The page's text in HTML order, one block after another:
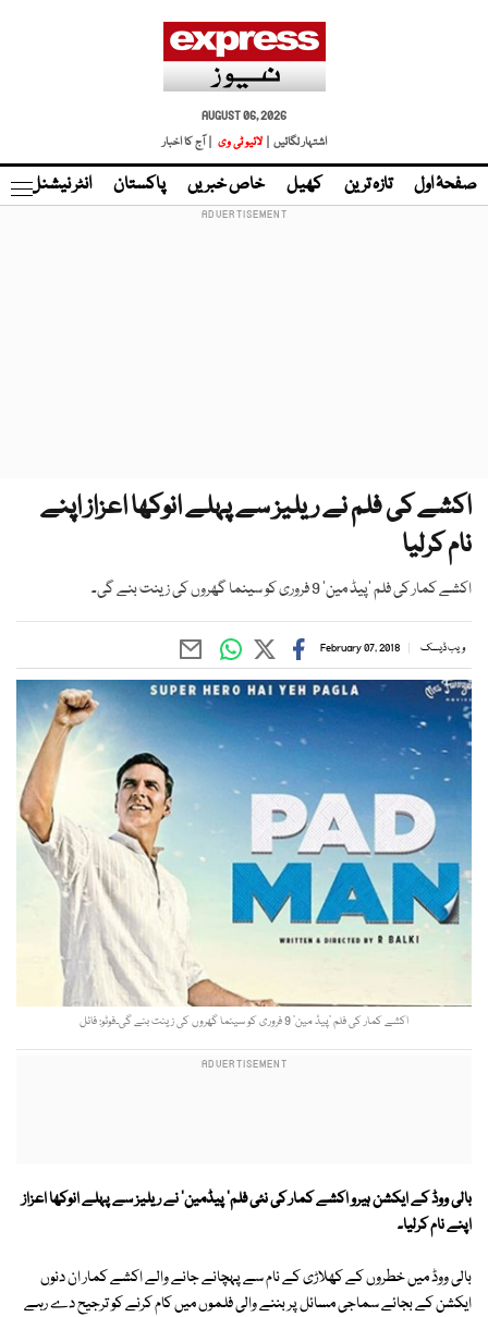
AUGUST 06, 2026
اشتہار لگائیں |
لائیو ٹی وی | آج کا اخبار
صفحۂ اول تازہ ترین کھیل خاص خبریں پاکستان انٹر نیشنل
اکشے کی فلم نے ریلیز سے پہلے انوکھا اعزاز اپنے
نام کرلیا
اکشے کمار کی فلم ’پیڈ مین‘ 9 فروری کو سینما گھروں کی زینت بنے گی۔
ویب ڈیسک February 07, 2018
اکشے کمار کی فلم ’پیڈ مین‘ 9 فروری کو سینما گھروں کی زینت بنے گی۔فوٹو: فائل
بالی ووڈ کے ایکشن ہیرو اکشے کمار کی نئی فلم' پیڈمین' نے ریلیز سے پہلے انوکھا اعزاز
اپنے نام کرلیا۔
بالی ووڈ میں خطروں کے کھلاڑی کے نام سے پہچانے جانے والے اکشے کمار ان دنوں
ایکشن کے بجائے سماجی مسائل پر بننے والی فلموں میں کام کرنے کو ترجیح دے رہے